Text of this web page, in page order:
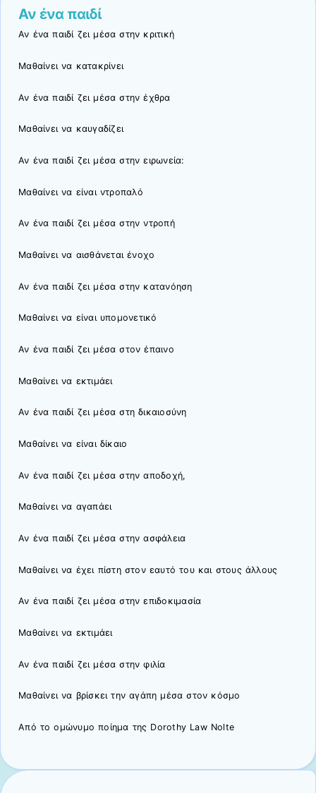
Αν ένα παιδί
Αν ένα παιδί ζει μέσα στην κριτική
Μαθαίνει να κατακρίνει
Αν ένα παιδί ζει μέσα στην έχθρα
Μαθαίνει να καυγαδίζει
Αν ένα παιδί ζει μέσα στην ειρωνεία:
Μαθαίνει να είναι ντροπαλό
Αν ένα παιδί ζει μέσα στην ντροπή
Μαθαίνει να αισθάνεται ένοχο
Αν ένα παιδί ζει μέσα στην κατανόηση
Μαθαίνει να είναι υπομονετικό
Αν ένα παιδί ζει μέσα στον έπαινο
Μαθαίνει να εκτιμάει
Αν ένα παιδί ζει μέσα στη δικαιοσύνη
Μαθαίνει να είναι δίκαιο
Αν ένα παιδί ζει μέσα στην αποδοχή,
Μαθαίνει να αγαπάει
Αν ένα παιδί ζει μέσα στην ασφάλεια
Μαθαίνει να έχει πίστη στον εαυτό του και στους άλλους
Αν ένα παιδί ζει μέσα στην επιδοκιμασία
Μαθαίνει να εκτιμάει
Αν ένα παιδί ζει μέσα στην φιλία
Μαθαίνει να βρίσκει την αγάπη μέσα στον κόσμο
Από το ομώνυμο ποίημα της Dorothy Law Nolte